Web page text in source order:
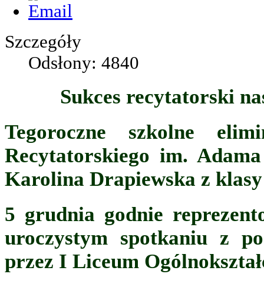
Szczegóły
Odsłony: 4840
Sukces recytatorski
Tegoroczne szkolne
Recytatorskiego im.
Karolina Drapiewska z
5 grudnia godnie
uroczystym spotkaniu z
przez I Liceum